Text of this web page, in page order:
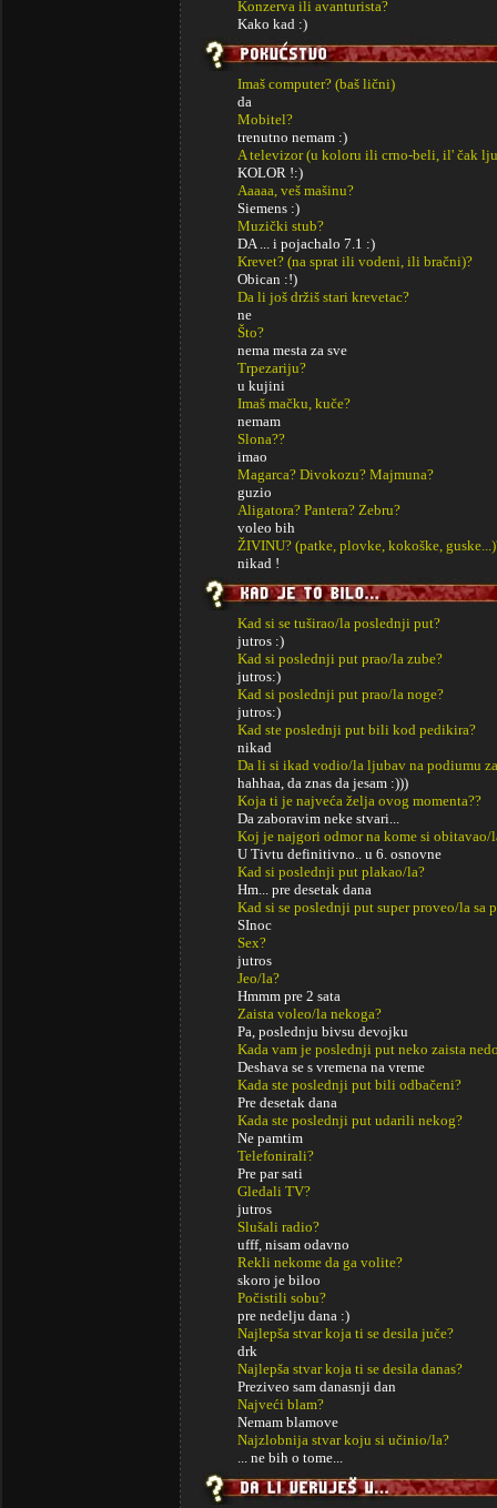
Konzerva ili avanturista?
Kako kad :)
Imaš computer? (baš lični)
da
Mobitel?
trenutno nemam :)
A televizor (u koloru ili crno-beli, il' čak
KOLOR !:)
Aaaaa, veš mašinu?
Siemens :)
Muzički stub?
DA ... i pojachalo 7.1 :)
Krevet? (na sprat ili vodeni, ili bračni)?
Obican :!)
Da li još držiš stari krevetac?
ne
Što?
nema mesta za sve
Trpezariju?
u kujini
Imaš mačku, kuče?
nemam
Slona??
imao
Magarca? Divokozu? Majmuna?
guzio
Aligatora? Pantera? Zebru?
voleo bih
ŽIVINU? (patke, plovke, kokoške,
nikad !
Kad si se tuširao/la poslednji put?
jutros :)
Kad si poslednji put prao/la zube?
jutros:)
Kad si poslednji put prao/la noge?
jutros:)
Kad ste poslednji put bili kod pedikira?
nikad
Da li si ikad vodio/la ljubav na podiumu
hahhaa, da znas da jesam :)))
Koja ti je najveća želja ovog momenta??
Da zaboravim neke stvari...
Koj je najgori odmor na kome si obitavao/
U Tivtu definitivno.. u 6. osnovne
Kad si poslednji put plakao/la?
Hm... pre desetak dana
Kad si se poslednji put super proveo/la sa
SInoc
Sex?
jutros
Jeo/la?
Hmmm pre 2 sata
Zaista voleo/la nekoga?
Pa, poslednju bivsu devojku
Kada vam je poslednji put neko zaista
Deshava se s vremena na vreme
Kada ste poslednji put bili odbačeni?
Pre desetak dana
Kada ste poslednji put udarili nekog?
Ne pamtim
Telefonirali?
Pre par sati
Gledali TV?
jutros
Slušali radio?
ufff, nisam odavno
Rekli nekome da ga volite?
skoro je biloo
Počistili sobu?
pre nedelju dana :)
Najlepša stvar koja ti se desila juče?
drk
Najlepša stvar koja ti se desila danas?
Preziveo sam danasnji dan
Najveći blam?
Nemam blamove
Najzlobnija stvar koju si učinio/la?
... ne bih o tome...